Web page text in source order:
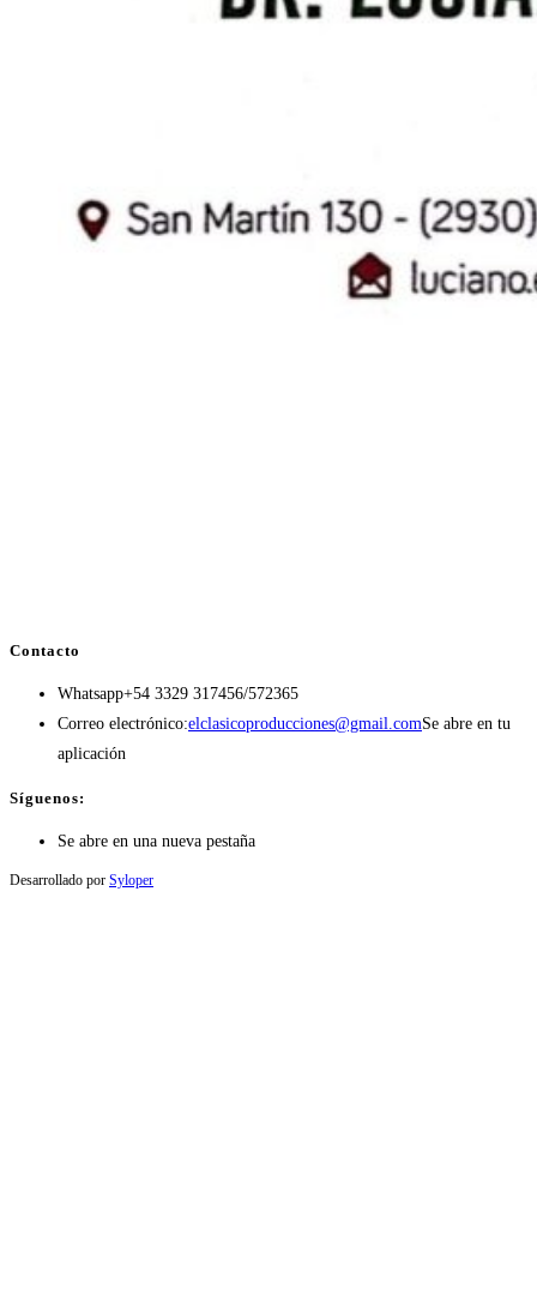
Contacto
Whatsapp+54 3329 317456/572365
Correo electrónico:elclasicoproducciones@gmail.comSe abre en tu
aplicación
Síguenos:
Se abre en una nueva pestaña
Desarrollado por Syloper